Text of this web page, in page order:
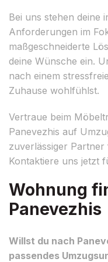
Bei uns stehen deine
Anforderungen im
maßgeschneiderte
deine Wünsche ein.
nach einem
Zuhause wohlfühlst.
Vertraue beim
Panevezhis auf
zuverlässiger
Kontaktiere uns jetzt
Wohnung
Panevezhis
Willst du nach
passendes